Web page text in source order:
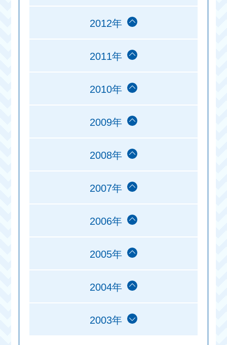
2012年
2011年
2010年
2009年
2008年
2007年
2006年
2005年
2004年
2003年